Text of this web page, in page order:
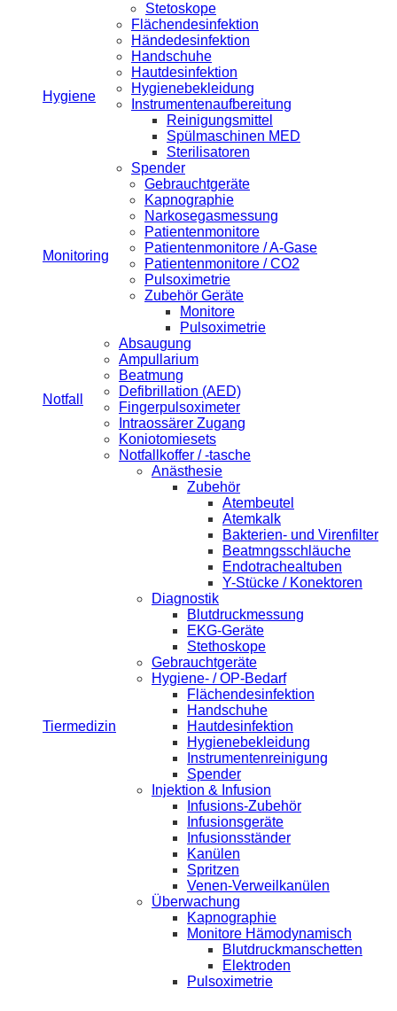
Stetoskope
Hygiene
Flächendesinfektion
Händedesinfektion
Handschuhe
Hautdesinfektion
Hygienebekleidung
Instrumentenaufbereitung
Reinigungsmittel
Spülmaschinen MED
Sterilisatoren
Spender
Monitoring
Gebrauchtgeräte
Kapnographie
Narkosegasmessung
Patientenmonitore
Patientenmonitore / A-Gase
Patientenmonitore / CO2
Pulsoximetrie
Zubehör Geräte
Monitore
Pulsoximetrie
Notfall
Absaugung
Ampullarium
Beatmung
Defibrillation (AED)
Fingerpulsoximeter
Intraossärer Zugang
Koniotomiesets
Notfallkoffer / -tasche
Tiermedizin
Anästhesie
Zubehör
Atembeutel
Atemkalk
Bakterien- und Virenfilter
Beatmngsschläuche
Endotrachealtuben
Y-Stücke / Konektoren
Diagnostik
Blutdruckmessung
EKG-Geräte
Stethoskope
Gebrauchtgeräte
Hygiene- / OP-Bedarf
Flächendesinfektion
Handschuhe
Hautdesinfektion
Hygienebekleidung
Instrumentenreinigung
Spender
Injektion & Infusion
Infusions-Zubehör
Infusionsgeräte
Infusionsständer
Kanülen
Spritzen
Venen-Verweilkanülen
Überwachung
Kapnographie
Monitore Hämodynamisch
Blutdruckmanschetten
Elektroden
Pulsoximetrie